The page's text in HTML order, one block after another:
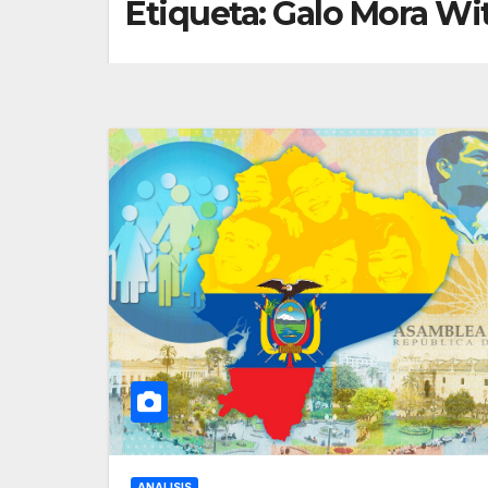
Etiqueta:Galo Mora